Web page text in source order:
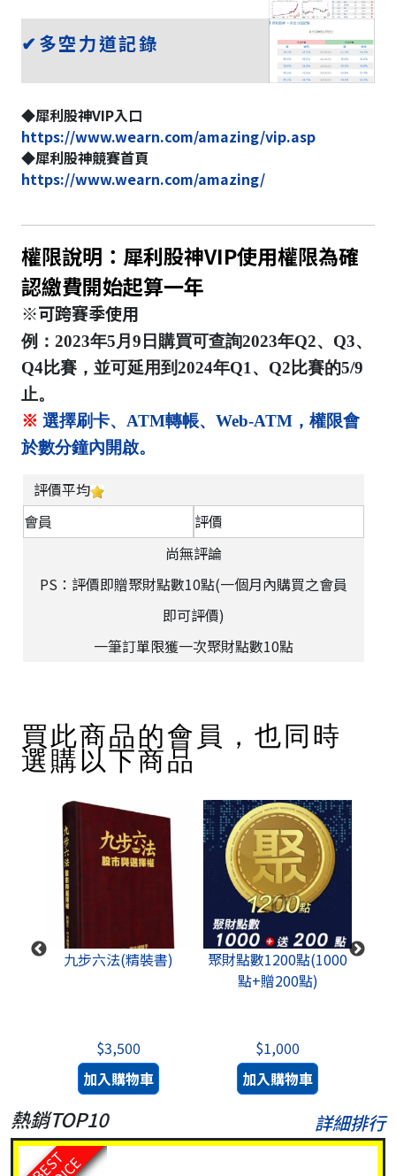
熱銷TOP10 詳細排行
BEST
✔多空力道記錄
◆犀利股神VIP入口
https://www.wearn.com/amazing/vip.asp
◆犀利股神競賽首頁
https://www.wearn.com/amazing/
權限說明：犀利股神VIP使用權限為確
認繳費開始起算一年
※可跨賽季使用
例：2023年5月9日購買可查詢2023年Q2、Q3、
Q4比賽，並可延用到2024年Q1、Q2比賽的5/9
止。
※ 選擇刷卡、ATM轉帳、Web-ATM，權限會
於數分鐘內開啟。
評價平均
會員
評價
尚無評論
PS：評價即贈聚財點數10點(一個月內購買之會員
即可評價)
一筆訂單限獲一次聚財點數10點
買此商品的會員，也同時
選購以下商品
九步六法(精裝書)
$3,500
加入購物車
聚財點數1200點(1000
點+贈200點)
$1,000
加入購物車